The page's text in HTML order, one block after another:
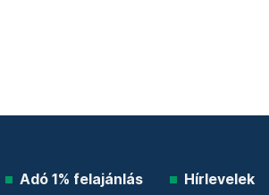
Adó 1% felajánlás Hírlevelek